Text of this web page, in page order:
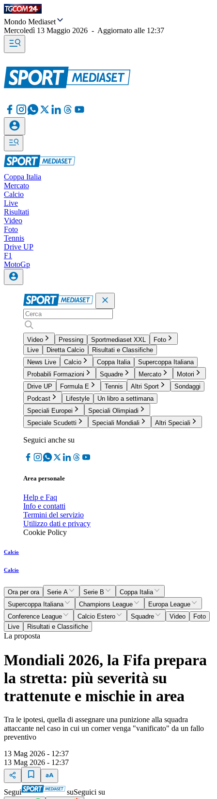
Mondo Mediaset
Mercoledì 13 Maggio 2026 - Aggiornato alle 12:37
Coppa Italia
Mercato
Calcio
Live
Risultati
Video
Foto
Tennis
Drive UP
F1
MotoGp
Video Pressing Sportmediaset XXL
Foto
Live
Diretta Calcio
Risultati e Classifiche
News Live
Calcio Coppa Italia
Supercoppa Italiana
Probabili Formazioni
Squadre Mercato
Motori
Drive UP
Formula E Tennis Altri Sport
Sondaggi
Podcast
Lifestyle
Un libro a settimana
Speciali Europei
Speciali Olimpiadi
Speciale Scudetti
Speciali Mondiali Altri Speciali
Seguici anche su
Area personale
Help e Faq
Info e contatti
Termini del servizio
Utilizzo dati e privacy
Cookie Policy
Calcio
Calcio
Ora per ora Serie A Serie B
Coppa Italia
Supercoppa Italiana
Champions League
Europa League
Conference League
Calcio Estero Squadre Video
Foto
Live
Risultati e Classifiche
La proposta
Mondiali 2026, la Fifa prepara
la stretta: più severità su
trattenute e mischie in area
Tra le ipotesi, quella di assegnare una punizione alla squadra
attaccante nel caso in cui un corner venga "vanificato" da un fallo
preventivo
13 Mag 2026 - 12:37
13 Mag 2026 - 12:37
Segui suSeguici su